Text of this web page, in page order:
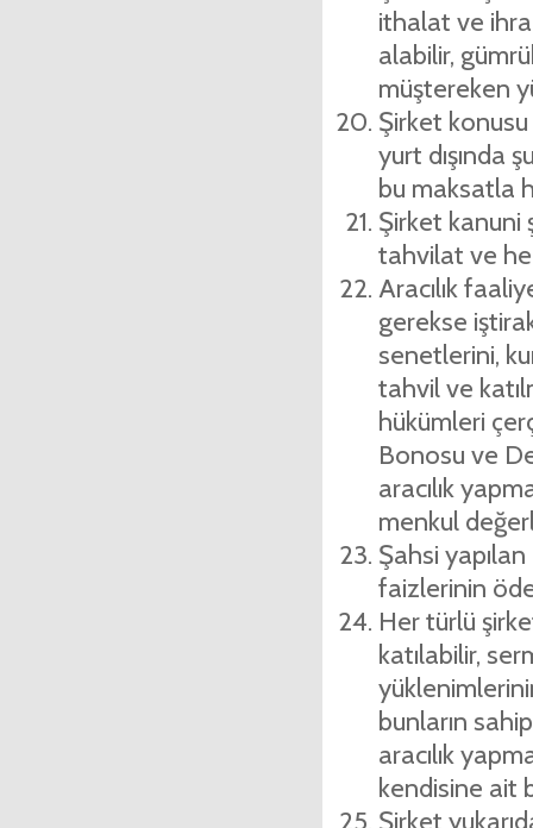
ithalat ve
alabilir,
müştereken
Şirket
yurt dışında
bu maksatla
Şirket kanuni
tahvilat ve
Aracılık
gerekse
senetlerini,
tahvil ve
hükümleri
Bonosu ve
aracılık
menkul
Şahsi
faizlerinin
Her türlü
katılabilir,
bunların
aracılık
kendisine ait
Şirket